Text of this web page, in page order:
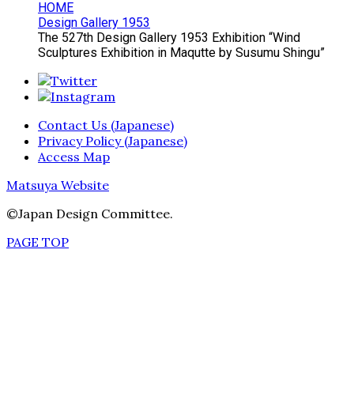
HOME
Design Gallery 1953
The 527th Design Gallery 1953 Exhibition “Wind
Sculptures Exhibition in Maqutte by Susumu Shingu”
Contact Us (Japanese)
Privacy Policy (Japanese)
Access Map
Matsuya Website
©Japan Design Committee.
PAGE TOP